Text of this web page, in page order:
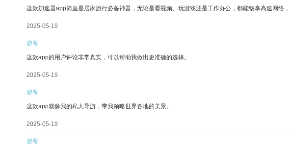
这款加速器app简直是居家旅行必备神器，无论是看视频、玩游戏还是工作办公，都能畅享高速网络，
2025-05-19
游客
这款app的用户评论非常真实，可以帮助我做出更准确的选择。
2025-05-19
游客
这款app就像我的私人导游，带我领略世界各地的美景。
2025-05-19
游客